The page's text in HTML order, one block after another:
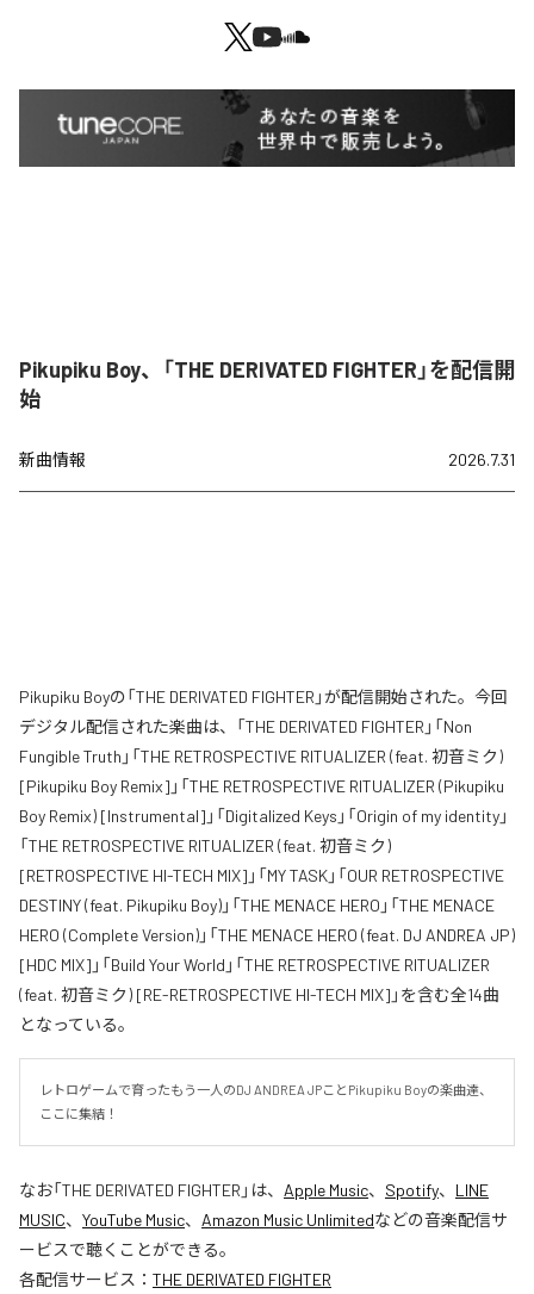
Pikupiku Boy、「THE DERIVATED FIGHTER」を配信開
始
新曲情報 2026.7.31
Pikupiku Boyの「THE DERIVATED FIGHTER」が配信開始された。今回
デジタル配信された楽曲は、「THE DERIVATED FIGHTER」「Non
Fungible Truth」「THE RETROSPECTIVE RITUALIZER (feat. 初音ミク)
[Pikupiku Boy Remix]」「THE RETROSPECTIVE RITUALIZER (Pikupiku
Boy Remix) [Instrumental]」「Digitalized Keys」「Origin of my identity」
「THE RETROSPECTIVE RITUALIZER (feat. 初音ミク)
[RETROSPECTIVE HI-TECH MIX]」「MY TASK」「OUR RETROSPECTIVE
DESTINY (feat. Pikupiku Boy)」「THE MENACE HERO」「THE MENACE
HERO (Complete Version)」「THE MENACE HERO (feat. DJ ANDREA JP)
[HDC MIX]」「Build Your World」「THE RETROSPECTIVE RITUALIZER
(feat. 初音ミク) [RE-RETROSPECTIVE HI-TECH MIX]」を含む全14曲
となっている。
レトロゲームで育ったもう一人のDJ ANDREA JPことPikupiku Boyの楽曲達、
ここに集結！
なお「THE DERIVATED FIGHTER 」は、 Apple Music、 Spotify、 LINE
MUSIC、 YouTube Music、 Amazon Music Unlimitedなどの音楽配信サ
ービスで聴くことができる。
各配信サービス： THE DERIVATED FIGHTER